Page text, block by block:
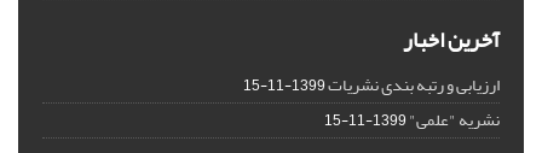
آخرین اخبار
ارزیابی و رتبه بندی نشریات1399-11-15
نشریه "علمی"1399-11-15